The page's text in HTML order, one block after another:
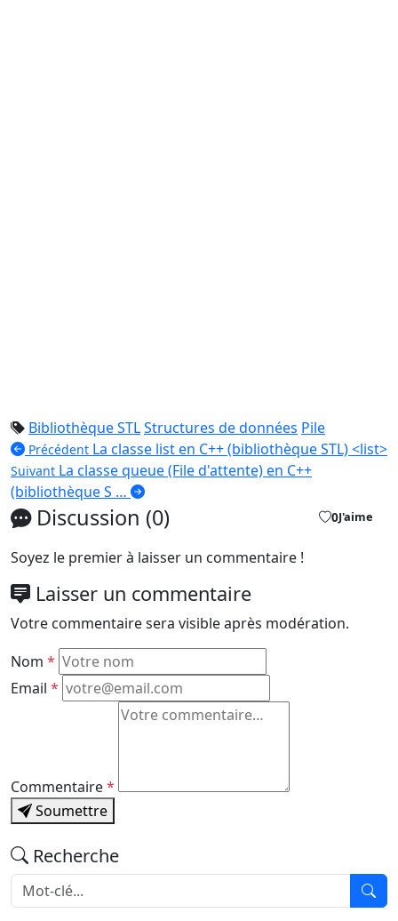
Bibliothèque STLStructures de données Pile
Précédent La classe list en C++ (bibliothèque STL) <list>
Suivant La classe queue (File d'attente) en C++
(bibliothèque S …
Discussion (0) 0J'aime
Soyez le premier à laisser un commentaire !
Laisser un commentaire
Votre commentaire sera visible après modération.
Nom *
Email *
Commentaire*
Soumettre
Recherche